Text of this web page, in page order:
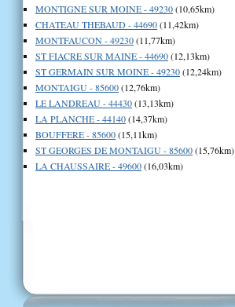
MONTIGNE SUR MOINE - 49230(10,65km)
CHATEAU THEBAUD - 44690(11,42km)
MONTFAUCON - 49230(11,77km)
ST FIACRE SUR MAINE - 44690(12,13km)
ST GERMAIN SUR MOINE - 49230(12,24km)
MONTAIGU - 85600(12,76km)
LE LANDREAU - 44430(13,13km)
LA PLANCHE - 44140(14,37km)
BOUFFERE - 85600(15,11km)
ST GEORGES DE MONTAIGU - 85600(15,76km)
LA CHAUSSAIRE - 49600(16,03km)